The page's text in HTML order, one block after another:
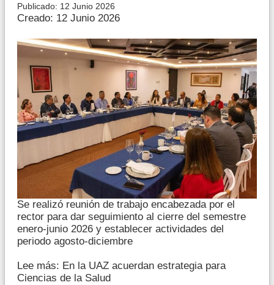
Publicado: 12 Junio 2026
Creado: 12 Junio 2026
Se realizó reunión de trabajo encabezada por el
rector para dar seguimiento al cierre del semestre
enero-junio 2026 y establecer actividades del
periodo agosto-diciembre
Lee más: En la UAZ acuerdan estrategia para
Ciencias de la Salud